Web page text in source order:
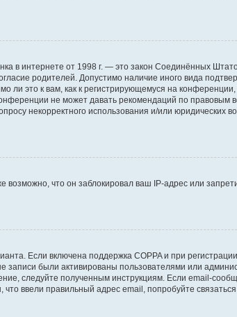
в интернете от 1998 г. — это закон Соединённых
родителей. Допустимо наличие иного вида
это к вам, как к регистрирующемуся на
не может давать рекомендаций по правовым
некорректного использования и/или юридических
что он заблокировал ваш IP-адрес или
Если включена поддержка COPPA и при
были активированы пользователями или
следуйте полученным инструкциям. Если email-
ввели правильный адрес email, попробуйте